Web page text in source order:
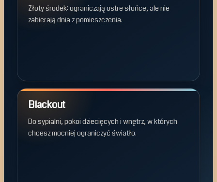
Złoty środek: ograniczają ostre słońce, ale nie
zabierają dnia z pomieszczenia.
Blackout
Do sypialni, pokoi dziecięcych i wnętrz, w których
chcesz mocniej ograniczyć światło.